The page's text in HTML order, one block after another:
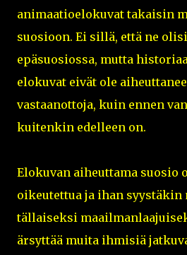
animaatioelokuvat takaisin
suosioon. Ei sillä, että ne
epäsuosiossa, mutta
elokuvat eivät ole
vastaanottoja, kuin ennen
kuitenkin edelleen on.
Elokuvan aiheuttama suosio
oikeutettua ja ihan syystäkin
tällaiseksi
ärsyttää muita ihmisiä